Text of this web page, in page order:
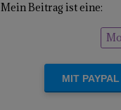
Mein Beitrag ist eine: